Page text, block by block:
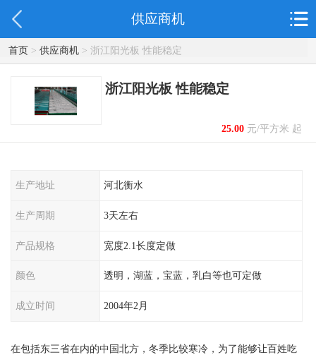
供应商机
首页> 供应商机> 浙江阳光板 性能稳定
浙江阳光板 性能稳定
25.00元/平方米 起
生产地址 河北衡水
生产周期 3天左右
产品规格 宽度2.1长度定做
颜色 透明，湖蓝，宝蓝，乳白等也可定做
成立时间 2004年2月
在包括东三省在内的中国北方，冬季比较寒冷，为了能够让百姓吃